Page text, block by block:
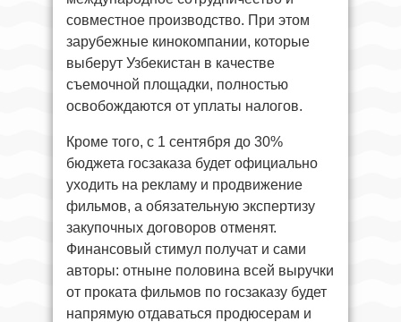
совместное производство. При этом
зарубежные кинокомпании, которые
выберут Узбекистан в качестве
съемочной площадки, полностью
освобождаются от уплаты налогов.
Кроме того, с 1 сентября до 30%
бюджета госзаказа будет официально
уходить на рекламу и продвижение
фильмов, а обязательную экспертизу
закупочных договоров отменят.
Финансовый стимул получат и сами
авторы: отныне половина всей выручки
от проката фильмов по госзаказу будет
напрямую отдаваться продюсерам и